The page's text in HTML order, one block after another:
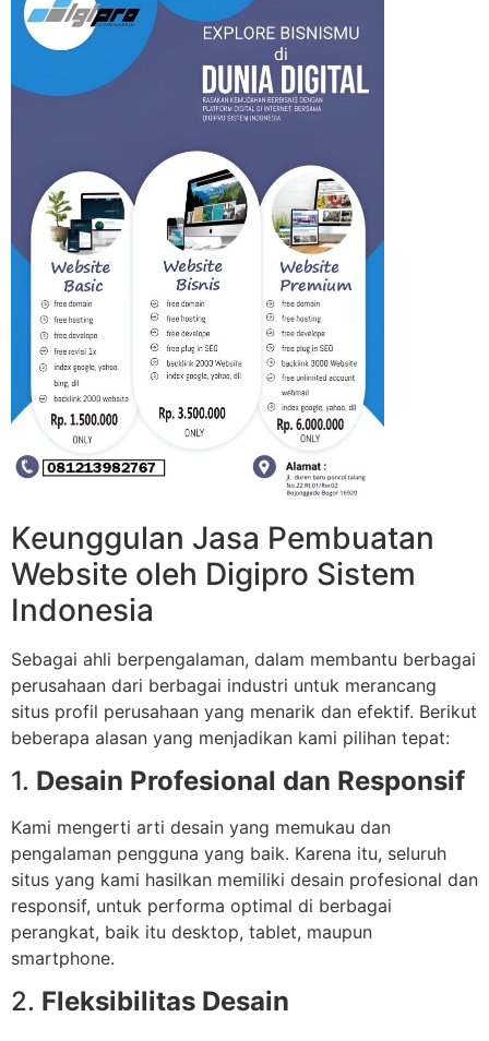
Keunggulan Jasa Pembuatan
Website oleh Digipro Sistem
Indonesia
Sebagai ahli berpengalaman, dalam membantu berbagai
perusahaan dari berbagai industri untuk merancang
situs profil perusahaan yang menarik dan efektif. Berikut
beberapa alasan yang menjadikan kami pilihan tepat:
1. Desain Profesional dan Responsif
Kami mengerti arti desain yang memukau dan
pengalaman pengguna yang baik. Karena itu, seluruh
situs yang kami hasilkan memiliki desain profesional dan
responsif, untuk performa optimal di berbagai
perangkat, baik itu desktop, tablet, maupun
smartphone.
2. Fleksibilitas Desain